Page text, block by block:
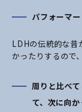
パフォーマ
LDHの伝統的な昔
かったりするので
周りと比べ
て、次に向